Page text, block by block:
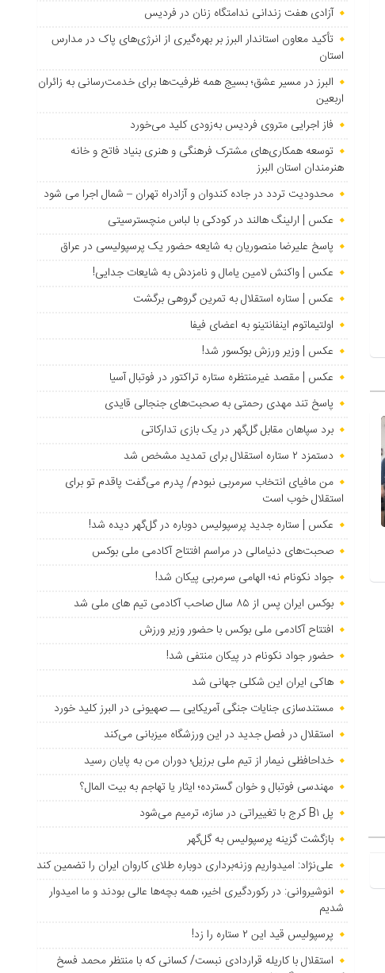
آزادی هفت زندانی ندامتگاه زنان در فردیس
تأکید معاون استاندار البرز بر بهره‌گیری از انرژی‌های پاک در مدارس
استان
البرز در مسیر عشق؛ بسیج همه ظرفیت‌ها برای خدمت‌رسانی به زائران
اربعین
فاز اجرایی متروی فردیس به‌زودی کلید می‌خورد
توسعه همکاری‌های مشترک فرهنگی و هنری بنیاد فاتح و خانه
هنرمندان استان البرز
محدودیت تردد در جاده کندوان و آزادراه تهران – شمال اجرا می شود
عکس | ارلینگ هالند در کودکی با لباس منچسترسیتی
پاسخ علیرضا منصوریان به شایعه حضور یک پرسپولیسی در عراق
عکس | واکنش لامین یامال و نامزدش به شایعات جدایی!
عکس | ستاره استقلال به تمرین گروهی برگشت
اولتیماتوم اینفانتینو به اعضای فیفا
عکس | وزیر ورزش بوکسور شد!
عکس | مقصد غیرمنتظره ستاره تراکتور در فوتبال آسیا
پاسخ تند مهدی رحمتی به صحبت‌های جنجالی قایدی
برد سپاهان مقابل گل‌گهر در یک بازی تدارکاتی
دستمزد ۲ ستاره استقلال برای تمدید مشخص شد
من مافیای انتخاب سرمربی نبودم/ پدرم می‌گفت پاقدم تو برای
استقلال خوب است
عکس | ستاره جدید پرسپولیس دوباره در گل‌گهر دیده شد!
صحبت‌های دنیامالی در مراسم افتتاح آکادمی ملی بوکس
جواد نکونام نه؛ الهامی سرمربی پیکان شد!
بوکس ایران پس از ۸۵ سال صاحب آکادمی تیم های ملی شد
افتتاح آکادمی ملی بوکس با حضور وزیر ورزش
حضور جواد نکونام در پیکان منتفی شد!
هاکی ایران این شکلی جهانی شد
مستندسازی جنایات جنگی آمریکایی ــ صهیونی در البرز کلید خورد
استقلال در فصل جدید در این ورزشگاه میزبانی می‌کند
خداحافظی نیمار از تیم ملی برزیل؛ دوران من به پایان رسید
مهندسی فوتبال و خوان گسترده؛ ایثار یا تهاجم به بیت المال؟
پل B۱ کرج با تغییراتی در سازه، ترمیم می‌شود
بازگشت گزینه پرسپولیس به ‌گل‌گهر
علی‌نژاد: امیدواریم وزنه‌برداری دوباره طلای کاروان ایران را تضمین کند
انوشیروانی: در رکوردگیری اخیر، همه بچه‌ها عالی بودند و ما امیدوار
شدیم
پرسپولیس قید این ۲ ستاره را زد!
استقلال با کاریله قراردادی نبست/ کسانی که با منتظر محمد فسخ